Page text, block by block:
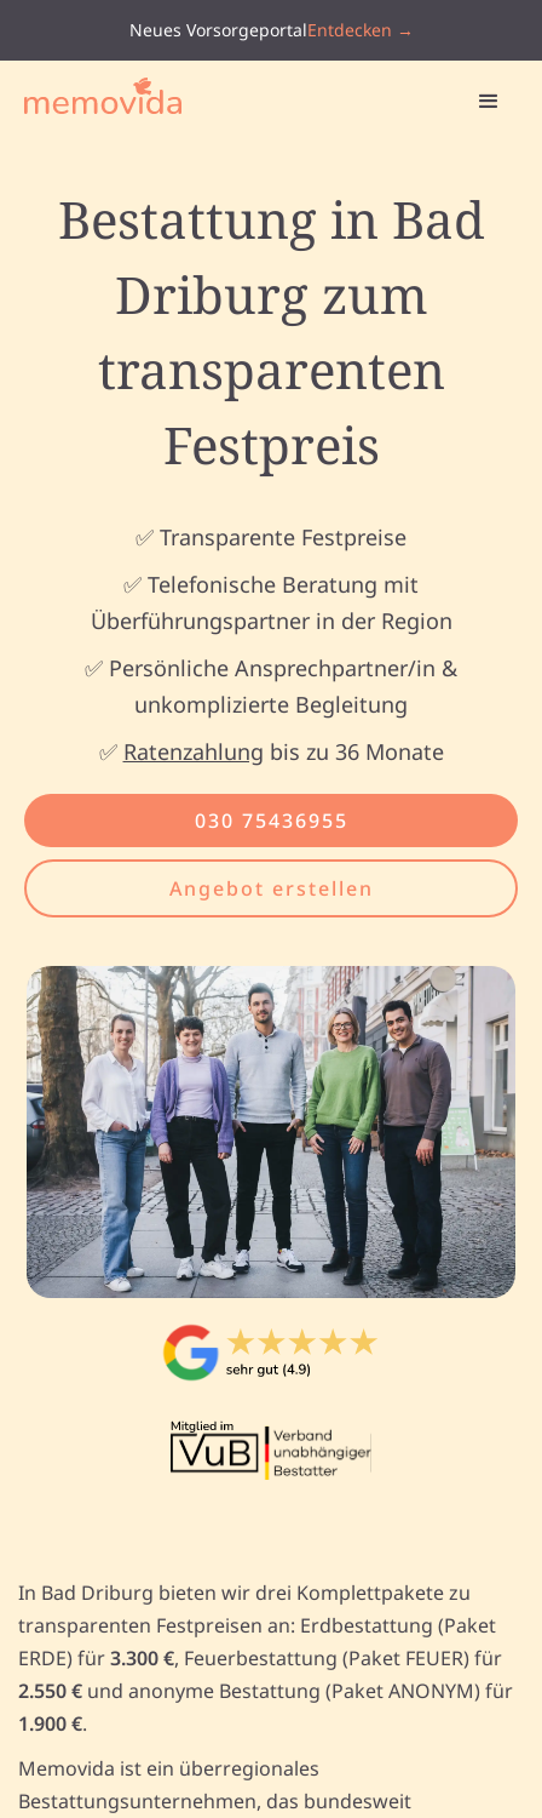
Neues VorsorgeportalEntdecken →
Bestattung in Bad
Driburg zum
transparenten
Festpreis
✅ Transparente Festpreise
✅ Telefonische Beratung mit
Überführungspartner in der Region
✅ Persönliche Ansprechpartner/in &
unkomplizierte Begleitung
✅ Ratenzahlung bis zu 36 Monate
030 75436955
Angebot erstellen
In Bad Driburg bieten wir drei Komplettpakete zu
transparenten Festpreisen an: Erdbestattung (Paket
ERDE) für3.300 €, Feuerbestattung (Paket FEUER) für
2.550 € und anonyme Bestattung (Paket ANONYM) für
1.900 €.
Memovida ist ein überregionales
Bestattungsunternehmen, das bundesweit